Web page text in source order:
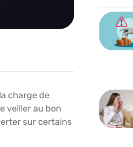
charge de
veiller au bon
sur certains